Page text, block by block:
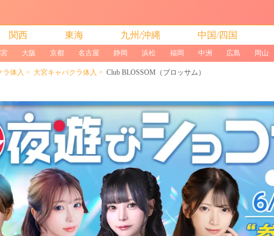
関西 東海 九州/沖縄 中国/四国
大阪 京都 名古屋 静岡 浜松 福岡 中洲 広島 岡山
ラ体入 大宮キャバクラ体入 Club BLOSSOM（ブロッサム）